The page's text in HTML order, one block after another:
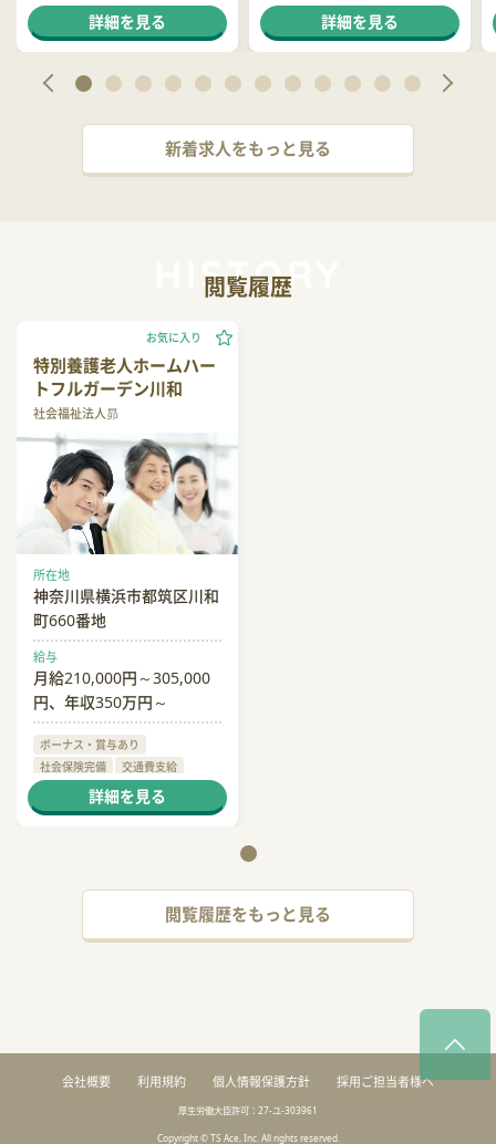
詳細を見る
ハラスメント相談窓口あり
詳細を見る
新着求人をもっと見る
閲覧履歴
特別養護老人ホームハー
トフルガーデン川和
社会福祉法人昴
お気に入り
所在地
神奈川県横浜市都筑区川和
町660番地
給与
月給210,000円～305,000
円、年収350万円～
ボーナス・賞与あり
社会保険完備
交通費支給
退職金あり
制服貸与
詳細を見る
閲覧履歴をもっと見る
会社概要 利用規約 個人情報保護方針 採用ご担当者様へ
厚生労働大臣許可：27-ユ-303961
Copyright © TS Ace, Inc. All rights reserved.